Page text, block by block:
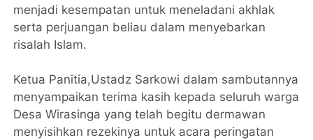
menjadi kesempatan untuk meneladani akhlak
serta perjuangan beliau dalam menyebarkan
risalah Islam.
Ketua Panitia,Ustadz Sarkowi dalam sambutannya
menyampaikan terima kasih kepada seluruh warga
Desa Wirasinga yang telah begitu dermawan
menyisihkan rezekinya untuk acara peringatan